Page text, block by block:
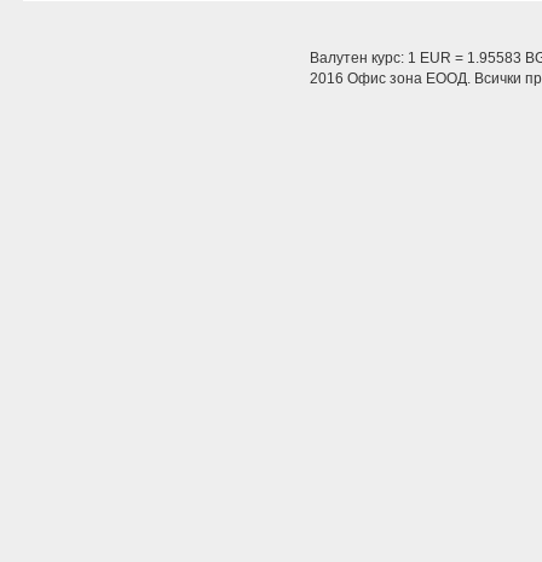
Валутен курс: 1 EUR = 1.95583
2016 Офис зона ЕООД. Всички